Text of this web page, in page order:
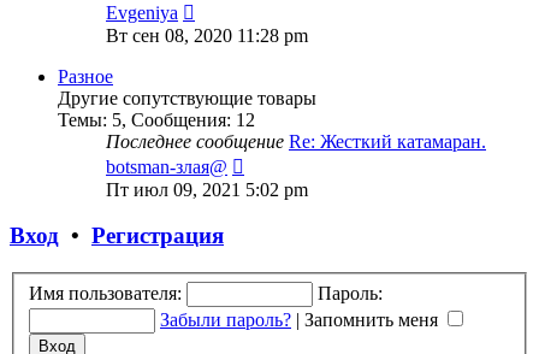
Evgeniya
к
последнему
Вт сен 08, 2020 11:28 pm
Разное
Другие сопутствующие товары
Темы: 5, Сообщения: 12
Последнее сообщение Re: Жесткий катамаран.
botsman-злая@
к
последнему
Пт июл 09, 2021 5:02 pm
Вход • Регистрация
Имя пользователя:
Пароль:
Забыли пароль? | Запомнить меня